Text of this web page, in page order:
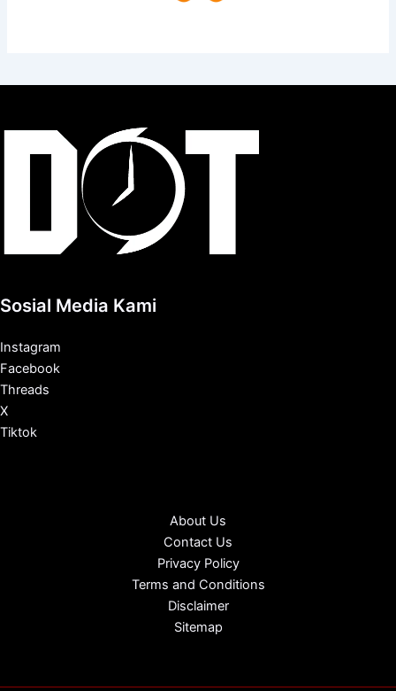
Sosial Media Kami
Instagram
Facebook
Threads
X
Tiktok
About Us
Contact Us
Privacy Policy
Terms and Conditions
Disclaimer
Sitemap